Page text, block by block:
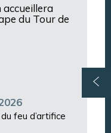
accueillera
du Tour de
feu d’artifice